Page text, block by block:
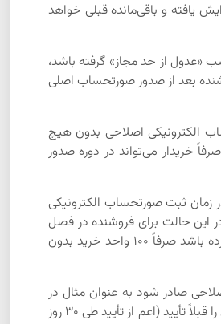
افزایش یافته و باقی‌مانده قبلی خواهد
مجاز فروشنده برچسب «عدول از حد مجاز» گرفته باشد،
بعد از صدور صورتحساب اصلی
الکترونیکی اصلاحی بدون هیچ
خریدار می‌تواند در دوره صدور
افزوده 9 واحد توسط فروشنده الف صادر شده و در زمان ثبت صورتحساب الکترونیکی
این حالت برای فروشنده در فصل
زمستان 100 واحد فروش و 9 واحد مالیات و عوارض فروش لحاظ شده و برای خریدار اگر صورتحساب الکترونیکی را تأیید (اعم از تأیید طی 30 روز یا تأیید سیستمی) کرده باشد صرفاً 100 واحد خرید بدون
که صورتحساب الکترونیکی اصلاحی صادر شود به عنوان مثال در
زمستان 1402 یا بهار 1403 یا تابستان 1403 و خریدار صورتحساب الکترونیکی را تأیید نماید برای فروشنده هیچ فروشی لحاظ نمی‌شود و برای خریدار اگر صورتحساب اصلی را قبلاً تأیید (اعم از تأیید طی 30 روز